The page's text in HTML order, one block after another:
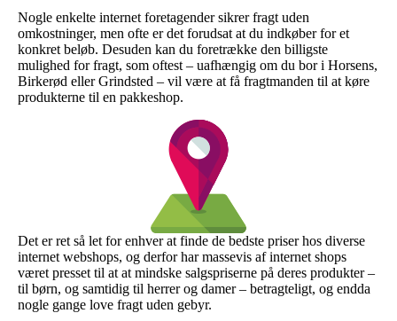
Nogle enkelte internet foretagender sikrer fragt uden
omkostninger, men ofte er det forudsat at du indkøber for et
konkret beløb. Desuden kan du foretrække den billigste
mulighed for fragt, som oftest – uafhængig om du bor i Horsens,
Birkerød eller Grindsted – vil være at få fragtmanden til at køre
produkterne til en pakkeshop.
Det er ret så let for enhver at finde de bedste priser hos diverse
internet webshops, og derfor har massevis af internet shops
været presset til at at mindske salgspriserne på deres produkter –
til børn, og samtidig til herrer og damer – betragteligt, og endda
nogle gange love fragt uden gebyr.